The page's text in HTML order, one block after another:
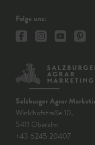
Folge uns:
Salzburger Agrar
Winklhofstraße 10,
5411 Oberalm
+43 6245 20407